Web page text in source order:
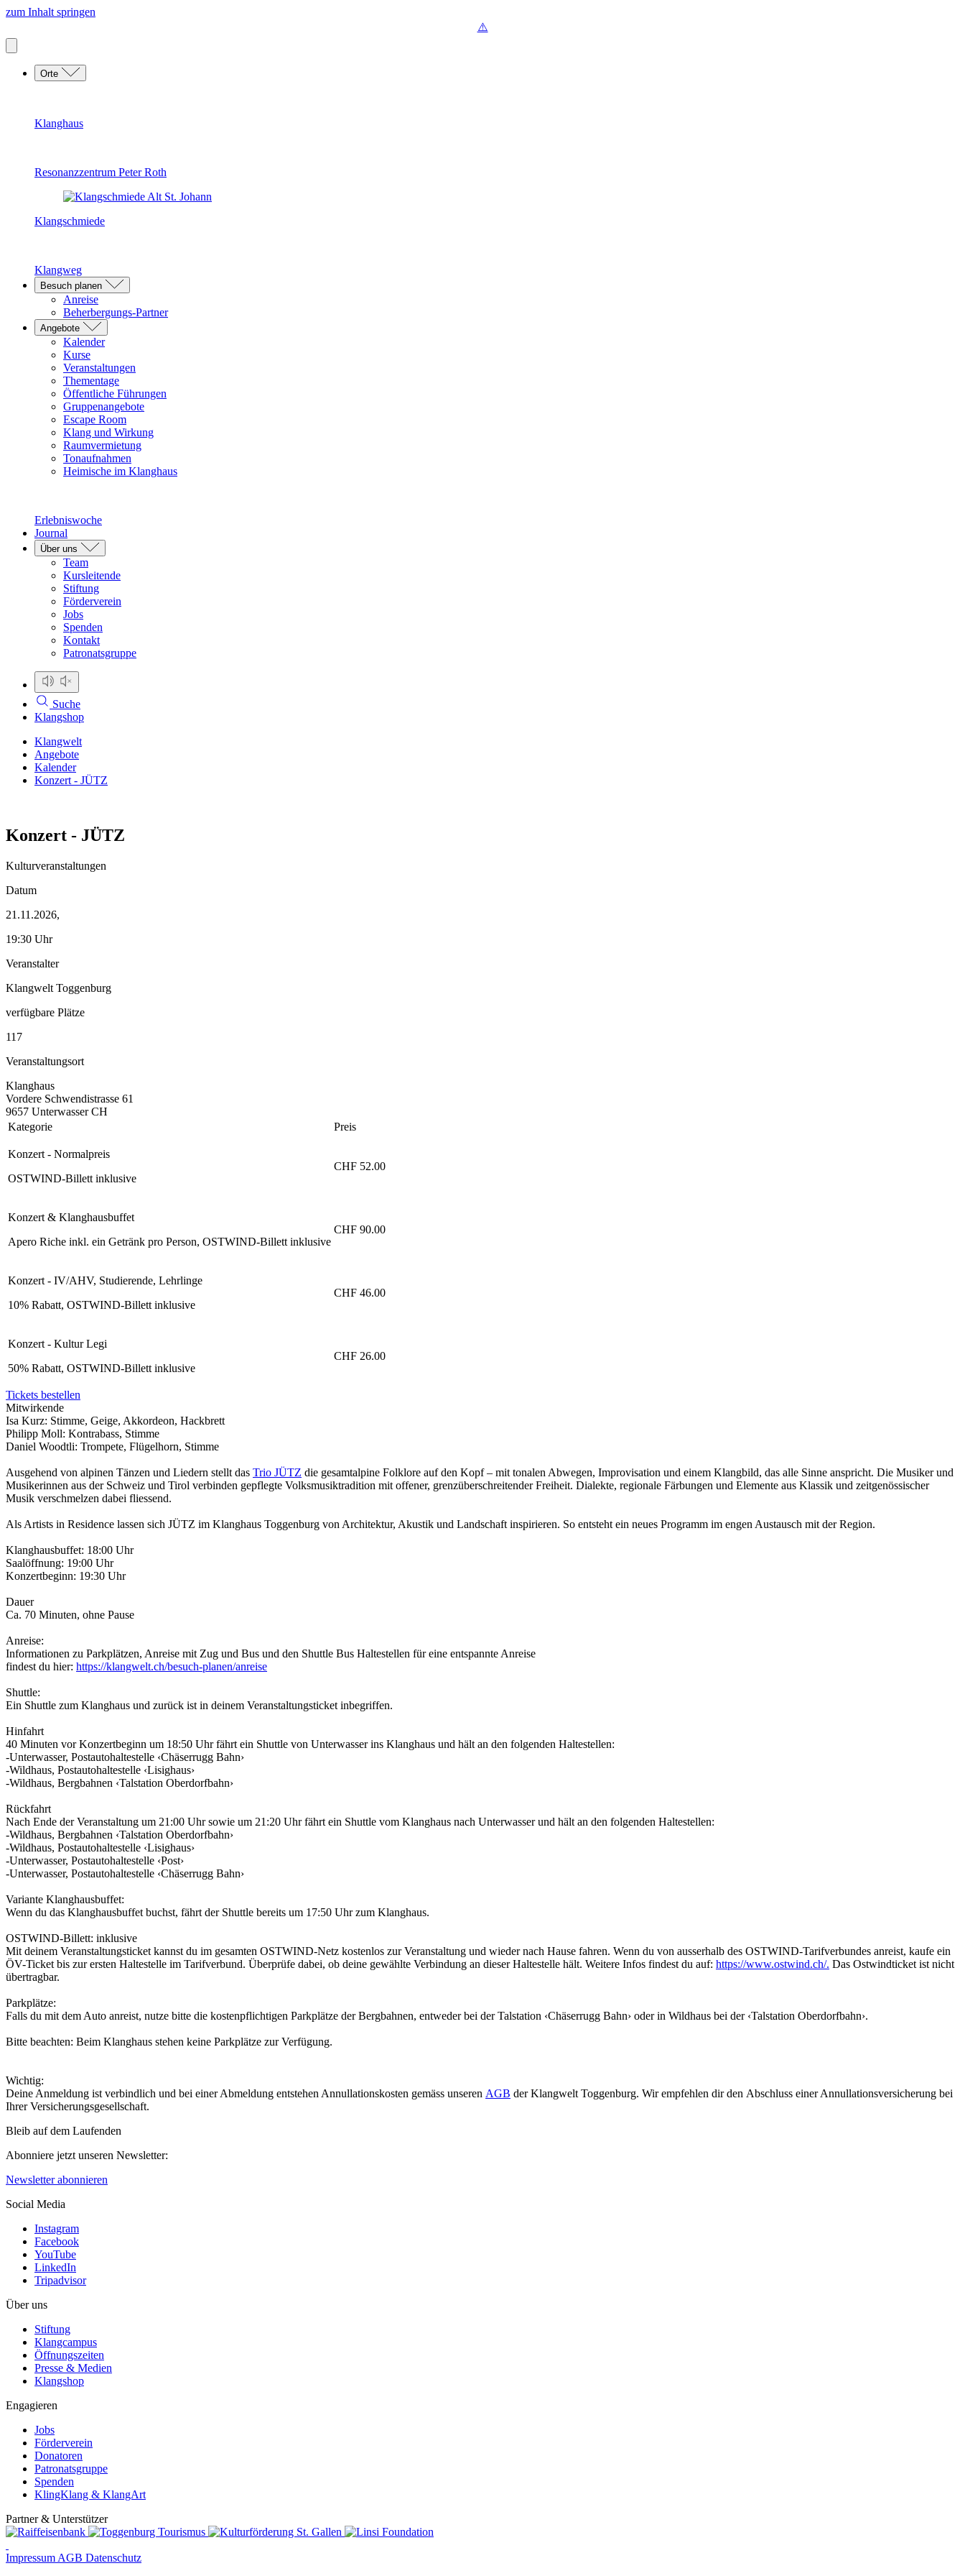
zum Inhalt springen
Orte
Klanghaus
Resonanzzentrum Peter Roth
Klangschmiede
Klangweg
Besuch planen
Anreise
Beherbergungs-Partner
Angebote
Kalender
Kurse
Veranstaltungen
Thementage
Öffentliche Führungen
Gruppenangebote
Escape Room
Klang und Wirkung
Raumvermietung
Tonaufnahmen
Heimische im Klanghaus
Erlebniswoche
Journal
Über uns
Team
Kursleitende
Stiftung
Förderverein
Jobs
Spenden
Kontakt
Patronatsgruppe
Suche
Klangshop
Klangwelt
Angebote
Kalender
Konzert - JÜTZ
Konzert - JÜTZ
Kulturveranstaltungen
Datum
21.11.2026,
19:30 Uhr
Veranstalter
Klangwelt Toggenburg
verfügbare Plätze
117
Veranstaltungsort
Klanghaus
Vordere Schwendistrasse 61
9657 Unterwasser CH
Kategorie
Preis
Konzert - Normalpreis
OSTWIND-Billett inklusive
CHF 52.00
Konzert & Klanghausbuffet
Apero Riche inkl. ein Getränk pro Person, OSTWIND-Billett inklusive
CHF 90.00
Konzert - IV/AHV, Studierende, Lehrlinge
10% Rabatt, OSTWIND-Billett inklusive
CHF 46.00
Konzert - Kultur Legi
50% Rabatt, OSTWIND-Billett inklusive
CHF 26.00
Tickets bestellen
Mitwirkende
Isa Kurz: Stimme, Geige, Akkordeon, Hackbrett
Philipp Moll: Kontrabass, Stimme
Daniel Woodtli: Trompete, Flügelhorn, Stimme
Ausgehend von alpinen Tänzen und Liedern stellt das Trio JÜTZ die gesamtalpine Folklore auf den Kopf – mit tonalen Abwegen, Improvisation und einem Klangbild, das alle Sinne anspricht. Die Musiker und
Musikerinnen aus der Schweiz und Tirol verbinden gepflegte Volksmusiktradition mit offener, grenzüberschreitender Freiheit. Dialekte, regionale Färbungen und Elemente aus Klassik und zeitgenössischer
Musik verschmelzen dabei fliessend.
Als Artists in Residence lassen sich JÜTZ im Klanghaus Toggenburg von Architektur, Akustik und Landschaft inspirieren. So entsteht ein neues Programm im engen Austausch mit der Region.
Klanghausbuffet: 18:00 Uhr
Saalöffnung: 19:00 Uhr
Konzertbeginn: 19:30 Uhr
Dauer
Ca. 70 Minuten, ohne Pause
Anreise:
Informationen zu Parkplätzen, Anreise mit Zug und Bus und den Shuttle Bus Haltestellen für eine entspannte Anreise
findest du hier: https://klangwelt.ch/besuch-planen/anreise
Shuttle:
Ein Shuttle zum Klanghaus und zurück ist in deinem Veranstaltungsticket inbegriffen.
Hinfahrt
40 Minuten vor Konzertbeginn um 18:50 Uhr fährt ein Shuttle von Unterwasser ins Klanghaus und hält an den folgenden Haltestellen:
-Unterwasser, Postautohaltestelle ‹Chäserrugg Bahn›
-Wildhaus, Postautohaltestelle ‹Lisighaus›
-Wildhaus, Bergbahnen ‹Talstation Oberdorfbahn›
Rückfahrt
Nach Ende der Veranstaltung um 21:00 Uhr sowie um 21:20 Uhr fährt ein Shuttle vom Klanghaus nach Unterwasser und hält an den folgenden Haltestellen:
-Wildhaus, Bergbahnen ‹Talstation Oberdorfbahn›
-Wildhaus, Postautohaltestelle ‹Lisighaus›
-Unterwasser, Postautohaltestelle ‹Post›
-Unterwasser, Postautohaltestelle ‹Chäserrugg Bahn›
Variante Klanghausbuffet:
Wenn du das Klanghausbuffet buchst, fährt der Shuttle bereits um 17:50 Uhr zum Klanghaus.
OSTWIND-Billett: inklusive
Mit deinem Veranstaltungsticket kannst du im gesamten OSTWIND-Netz kostenlos zur Veranstaltung und wieder nach Hause fahren. Wenn du von ausserhalb des OSTWIND-Tarifverbundes anreist, kaufe ein
ÖV-Ticket bis zur ersten Haltestelle im Tarifverbund. Überprüfe dabei, ob deine gewählte Verbindung an dieser Haltestelle hält. Weitere Infos findest du auf: https://www.ostwind.ch/. Das Ostwindticket ist nicht
übertragbar.
Parkplätze:
Falls du mit dem Auto anreist, nutze bitte die kostenpflichtigen Parkplätze der Bergbahnen, entweder bei der Talstation ‹Chäserrugg Bahn› oder in Wildhaus bei der ‹Talstation Oberdorfbahn›.
Bitte beachten: Beim Klanghaus stehen keine Parkplätze zur Verfügung.
Wichtig:
Deine Anmeldung ist verbindlich und bei einer Abmeldung entstehen Annullationskosten gemäss unseren AGB der Klangwelt Toggenburg. Wir empfehlen dir den Abschluss einer Annullationsversicherung bei
Ihrer Versicherungsgesellschaft.
Bleib auf dem Laufenden
Abonniere jetzt unseren Newsletter:
Newsletter abonnieren
Social Media
Instagram
Facebook
YouTube
LinkedIn
Tripadvisor
Über uns
Stiftung
Klangcampus
Öffnungszeiten
Presse & Medien
Klangshop
Engagieren
Jobs
Förderverein
Donatoren
Patronatsgruppe
Spenden
KlingKlang & KlangArt
Partner & Unterstützer
Impressum AGB Datenschutz